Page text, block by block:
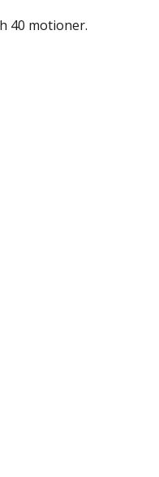
40 motioner.